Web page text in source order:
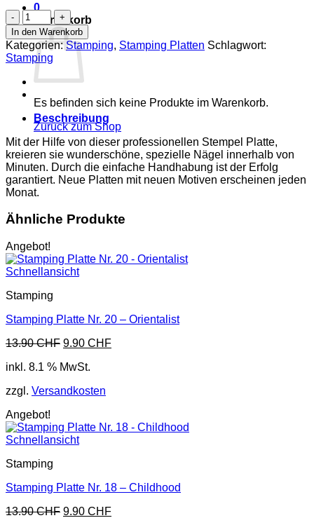
0
Warenkorb
Es befinden sich keine Produkte im Warenkorb.
Zurück zum Shop
Stamping
Platte
Nr.
91
-
Spicery
Menge
In den Warenkorb
Kategorien: Stamping, Stamping Platten Schlagwort:
Stamping
Beschreibung
Mit der Hilfe von dieser professionellen Stempel Platte,
kreieren sie wunderschöne, spezielle Nägel innerhalb von
Minuten. Durch die einfache Handhabung ist der Erfolg
garantiert. Neue Platten mit neuen Motiven erscheinen jeden
Monat.
Ähnliche Produkte
Angebot!
Schnellansicht
Stamping
Stamping Platte Nr. 20 – Orientalist
13.90CHF Ursprünglicher
war:
9.90 CHFAktueller
inkl. 8.1 % MwSt.
zzgl. Versandkosten
Angebot!
Schnellansicht
Stamping
Stamping Platte Nr. 18 – Childhood
13.90CHF Ursprünglicher
9.90 CHFAktueller